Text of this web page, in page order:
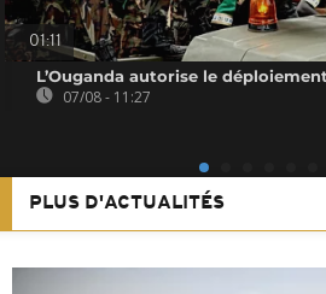
01:11
L’Ouganda autorise le
07/08 - 11:27
PLUS D'ACTUALITÉS